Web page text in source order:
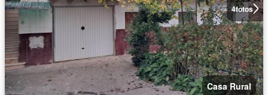
4fotos
Casa Rural